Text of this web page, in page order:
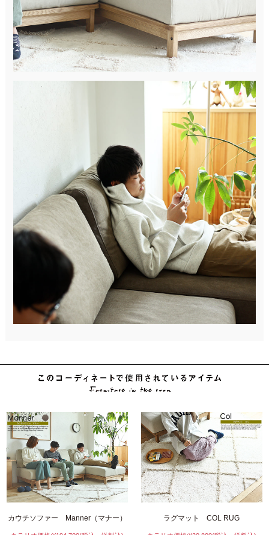
カウチソファー Manner（マナー） ラグマット COL RUG